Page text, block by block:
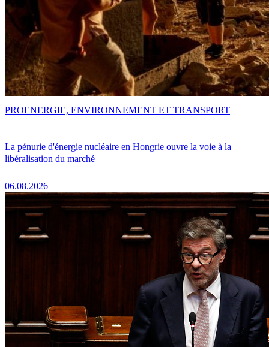
La pénurie d'énergie nucléaire en Hongrie ouvre la voie à la
libéralisation du marché
06.08.2026
PROENERGIE, ENVIRONNEMENT ET TRANSPORT